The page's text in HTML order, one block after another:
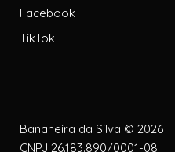
Facebook
TikTok
Bananeira da Silva © 2026
CNPJ 26.183.890/0001-08